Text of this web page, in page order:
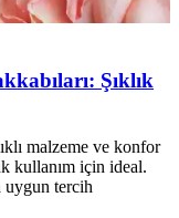
Şıklık
malzeme ve konfor
kullanım için ideal.
uygun tercih